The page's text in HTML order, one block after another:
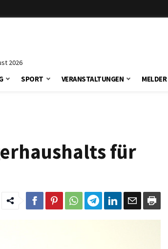
2026
SPORT VERANSTALTUNGEN MELDER
für